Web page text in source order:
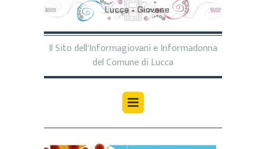
Il Sito dell'Informagiovani e Informadonna
del Comune di Lucca